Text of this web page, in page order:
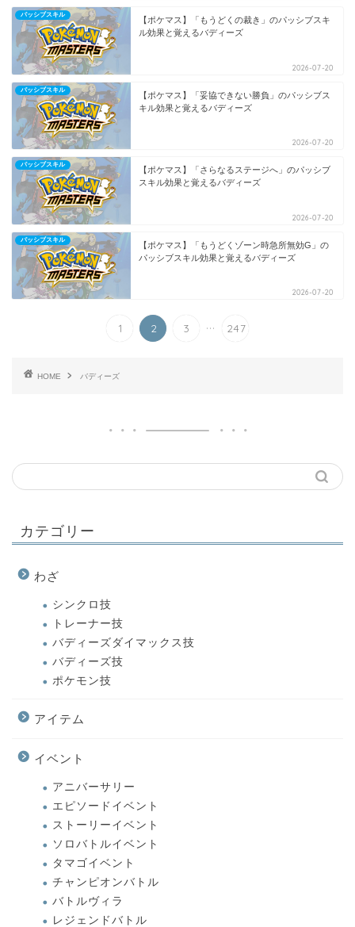
パッシブスキル
【ポケマス】「もうどくの裁き」のパッシブスキ
ル効果と覚えるバディーズ
2026-07-20
パッシブスキル
【ポケマス】「妥協できない勝負」のパッシブス
キル効果と覚えるバディーズ
2026-07-20
パッシブスキル
【ポケマス】「さらなるステージへ」のパッシブ
スキル効果と覚えるバディーズ
2026-07-20
パッシブスキル
【ポケマス】「もうどくゾーン時急所無効G」の
パッシブスキル効果と覚えるバディーズ
2026-07-20
1 2 3 ... 247
HOME バディーズ
カテゴリー
わざ
シンクロ技
トレーナー技
バディーズダイマックス技
バディーズ技
ポケモン技
アイテム
イベント
アニバーサリー
エピソードイベント
ストーリーイベント
ソロバトルイベント
タマゴイベント
チャンピオンバトル
バトルヴィラ
レジェンドバトル